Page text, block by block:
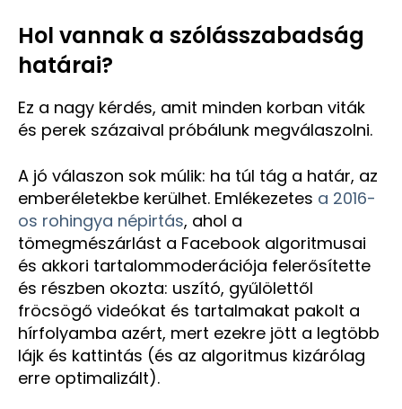
Hol vannak a szólásszabadság
határai?
Ez a nagy kérdés, amit minden korban viták
és perek százaival próbálunk megválaszolni.
A jó válaszon sok múlik: ha túl tág a határ, az
emberéletekbe kerülhet. Emlékezetes a 2016-
os rohingya népirtás, ahol a
tömegmészárlást a Facebook algoritmusai
és akkori tartalommoderációja felerősítette
és részben okozta: uszító, gyűlölettől
fröcsögő videókat és tartalmakat pakolt a
hírfolyamba azért, mert ezekre jött a legtöbb
lájk és kattintás (és az algoritmus kizárólag
erre optimalizált).